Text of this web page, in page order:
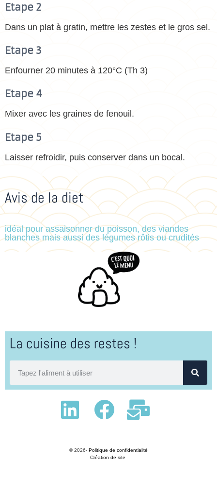
Etape 2
Dans un plat à gratin, mettre les zestes et le gros sel.
Etape 3
Enfourner 20 minutes à 120°C (Th 3)
Etape 4
Mixer avec les graines de fenouil.
Etape 5
Laisser refroidir, puis conserver dans un bocal.
Avis de la diet
idéal pour assaisonner du poisson, des viandes
blanches mais aussi des légumes rôtis ou crudités
La cuisine des restes !
© 2026- Politique de confidentialité
Création de site